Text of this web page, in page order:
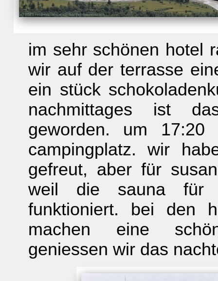
im sehr schönen hotel
wir auf der terrasse
ein stück
nachmittages ist
geworden. um
campingplatz. wir
gefreut, aber für
weil die sauna für
funktioniert. bei den
machen eine
geniessen wir das